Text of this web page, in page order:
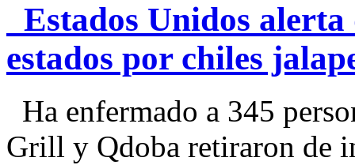
Estados Unidos alerta
estados por chiles
Ha enfermado a 345
Grill y Qdoba retiraron de